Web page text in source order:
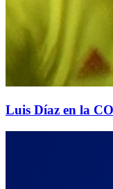
Luis Díaz en la